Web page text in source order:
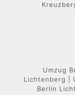
Umzug
Lichtenberg |
Berlin